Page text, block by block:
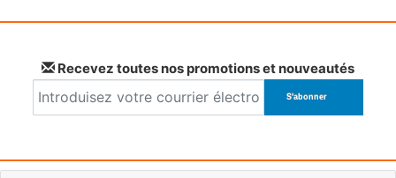
Recevez toutes nos promotions et nouveautés